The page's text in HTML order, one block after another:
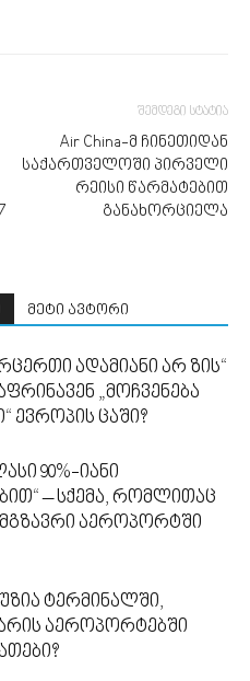
შემდეგი სტატია
Air China-მ ჩინეთიდან
საქართველოში პირველი
რეისი წარმატებით
განახორციელა
მეტი ავტორი
ადამიანი არ ზის“
„მოჩვენება
ევროპის ცაში?
90%-იანი
– სქემა, რომლითაც
აეროპორტში
ტერმინალში,
აეროპორტებში